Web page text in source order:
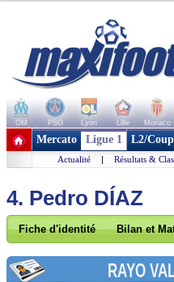
OM PSG Lyon Lille Monaco
+ de clubs
Mercato Ligue 1 L2/
Actualité | Résultats &
4. Pedro DÍAZ
Fiche d'identité Bilan et
RAYO